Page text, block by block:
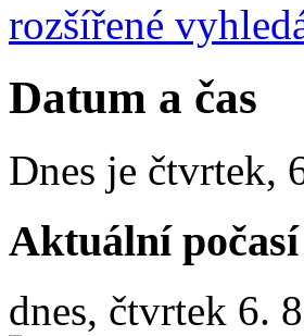
rozšířené
Datum a čas
Dnes je čtvrtek,
Aktuální počasí
dnes, čtvrtek 6.